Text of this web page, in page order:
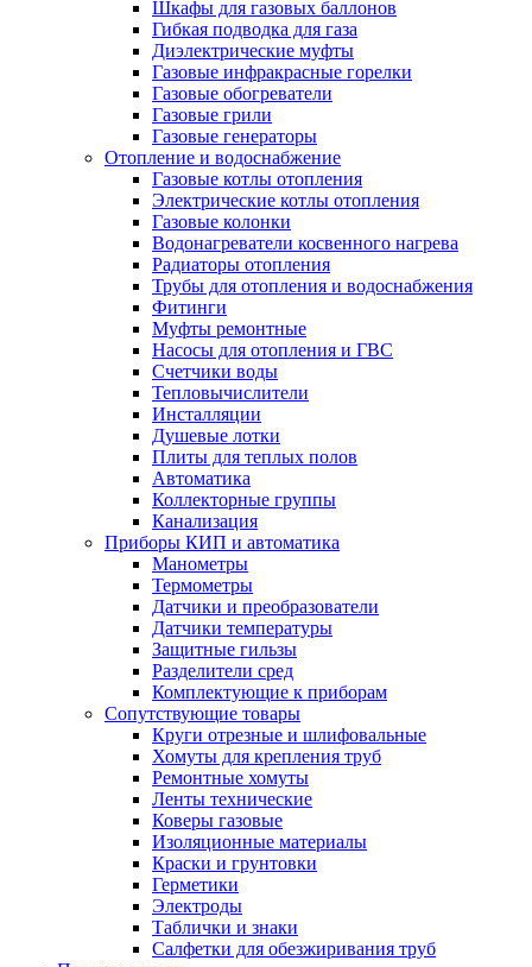
Шкафы для газовых баллонов
Гибкая подводка для газа
Диэлектрические муфты
Газовые инфракрасные горелки
Газовые обогреватели
Газовые грили
Газовые генераторы
Отопление и водоснабжение
Газовые котлы отопления
Электрические котлы отопления
Газовые колонки
Водонагреватели косвенного нагрева
Радиаторы отопления
Трубы для отопления и водоснабжения
Фитинги
Муфты ремонтные
Насосы для отопления и ГВС
Счетчики воды
Тепловычислители
Инсталляции
Душевые лотки
Плиты для теплых полов
Автоматика
Коллекторные группы
Канализация
Приборы КИП и автоматика
Манометры
Термометры
Датчики и преобразователи
Датчики температуры
Защитные гильзы
Разделители сред
Комплектующие к приборам
Сопутствующие товары
Круги отрезные и шлифовальные
Хомуты для крепления труб
Ремонтные хомуты
Ленты технические
Коверы газовые
Изоляционные материалы
Краски и грунтовки
Герметики
Электроды
Таблички и знаки
Салфетки для обезжиривания труб